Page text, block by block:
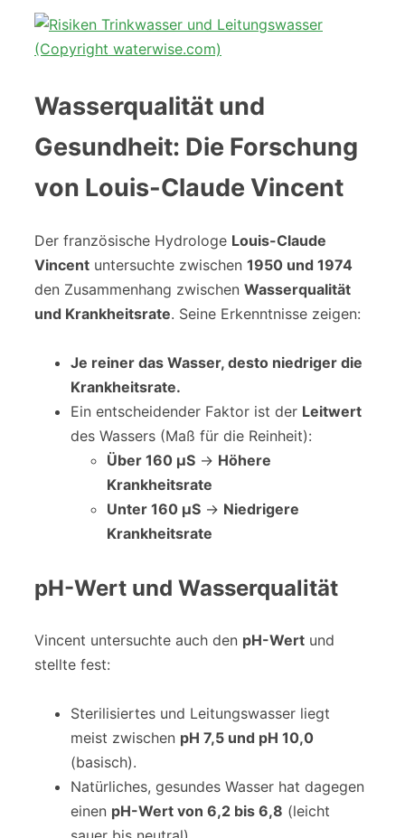
Wasserqualität und
Gesundheit: Die Forschung
von Louis-Claude Vincent
Der französische Hydrologe Louis-Claude
Vincent untersuchte zwischen 1950 und 1974
den Zusammenhang zwischen Wasserqualität
und Krankheitsrate. Seine Erkenntnisse zeigen:
Je reiner das Wasser, desto niedriger die
Krankheitsrate.
Ein entscheidender Faktor ist der Leitwert
des Wassers (Maß für die Reinheit):
Über 160 μS → Höhere
Krankheitsrate
Unter 160 μS → Niedrigere
Krankheitsrate
pH-Wert und Wasserqualität
Vincent untersuchte auch den pH-Wert und
stellte fest:
Sterilisiertes und Leitungswasser liegt
meist zwischen pH 7,5 und pH 10,0
(basisch).
Natürliches, gesundes Wasser hat dagegen
einen pH-Wert von 6,2 bis 6,8 (leicht